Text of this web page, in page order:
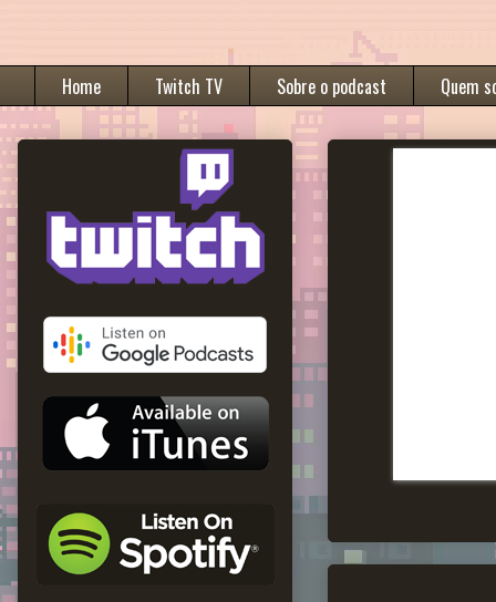
Home Twitch TV Sobre o podcast Quem